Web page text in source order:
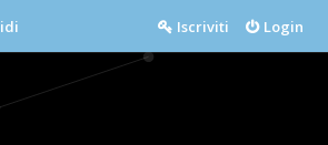
Login
Iscriviti